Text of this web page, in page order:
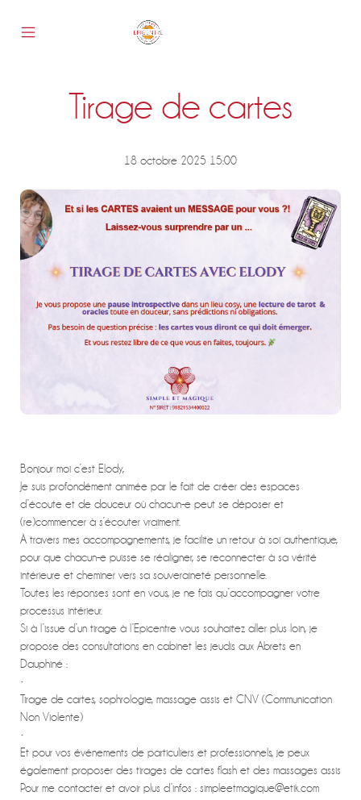
Tirage de cartes
18 octobre 2025 15:00
Bonjour moi c’est Elody,
Je suis profondément animée par le fait de créer des espaces
d’écoute et de douceur où chacun-e peut se déposer et
(re)commencer à s’écouter vraiment.
À travers mes accompagnements, je facilite un retour à soi authentique,
pour que chacun-e puisse se réaligner, se reconnecter à sa vérité
intérieure et cheminer vers sa souveraineté personnelle.
Toutes les réponses sont en vous, je ne fais qu’accompagner votre
processus intérieur.
Si à l’issue d’un tirage à l’Epicentre vous souhaitez aller plus loin, je
propose des consultations en cabinet les jeudis aux Abrets en
Dauphiné :
•
Tirage de cartes, sophrologie, massage assis et CNV (Communication
Non Violente)
•
Et pour vos événements de particuliers et professionnels, je peux
également proposer des tirages de cartes flash et des massages assis
Pour me contacter et avoir plus d’infos : simpleetmagique@etik.com